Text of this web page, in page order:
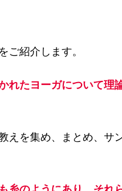
ご紹介します。
れたヨーガについて理
えを集め、まとめ、サ